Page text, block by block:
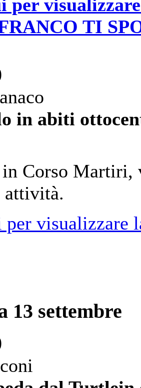
per
TI
in abiti
Corso Martiri,
attività.
visualizzare
13 settembre